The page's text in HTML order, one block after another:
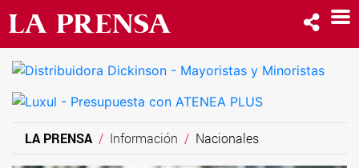
LA PRENSA Información Nacionales